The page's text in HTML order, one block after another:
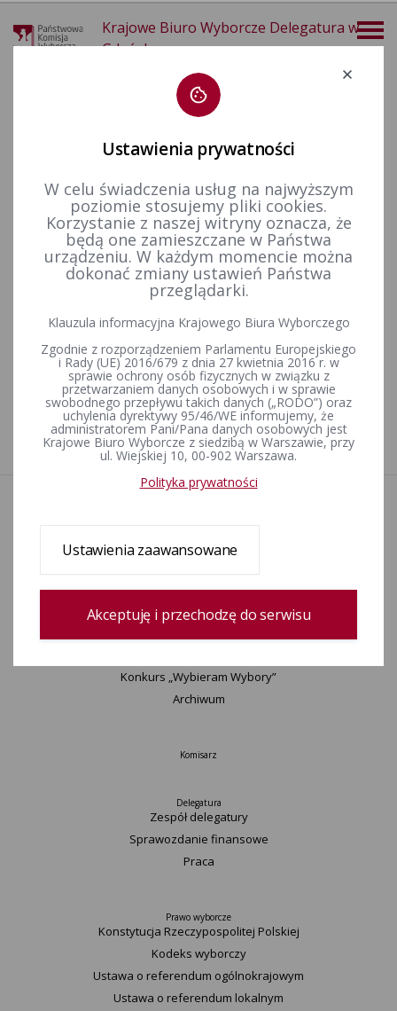
Krajowe Biuro Wyborcze Delegatura w
Gdańsku
26-10-2025
KALENDARIUM 23-11-2025
14-12-2025
Wybory uzupełniające do Rady Gminy Sadlinki w okręgu
Wybory uzupełniające do Rady Gminy Starogard Gdański w
okręgu wyborczym nr 1 zarządzone na dzień 23 listopada
2025 r.
Informacje
Uchwały
Postanowienia
Konkurs „Wybieram Wybory”
Archiwum
Komisarz
Delegatura
Zespół delegatury
Sprawozdanie finansowe
Praca
Prawo wyborcze
Konstytucja Rzeczypospolitej Polskiej​
Kodeks wyborczy
Ustawa o referendum ogólnokrajowym
Ustawa o referendum lokalnym
Ustawienia prywatności
W celu świadczenia usług na najwyższym
poziomie stosujemy pliki cookies.
Korzystanie z naszej witryny oznacza, że
będą one zamieszczane w Państwa
urządzeniu. W każdym momencie można
dokonać zmiany ustawień Państwa
przeglądarki.
Klauzula informacyjna Krajowego Biura Wyborczego
Zgodnie z rozporządzeniem Parlamentu Europejskiego
i Rady (UE) 2016/679 z dnia 27 kwietnia 2016 r. w
sprawie ochrony osób fizycznych w związku z
przetwarzaniem danych osobowych i w sprawie
swobodnego przepływu takich danych („RODO”) oraz
uchylenia dyrektywy 95/46/WE informujemy, że
administratorem Pani/Pana danych osobowych jest
Krajowe Biuro Wyborcze z siedzibą w Warszawie, przy
ul. Wiejskiej 10, 00-902 Warszawa.
Polityka prywatności
Ustawienia zaawansowane
Akceptuję i przechodzę do serwisu